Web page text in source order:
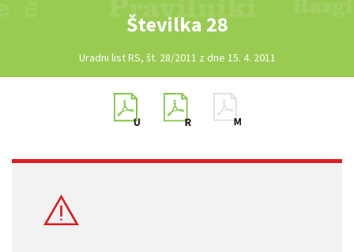
Številka 28
Uradni list RS, št. 28/2011 z dne 15. 4. 2011